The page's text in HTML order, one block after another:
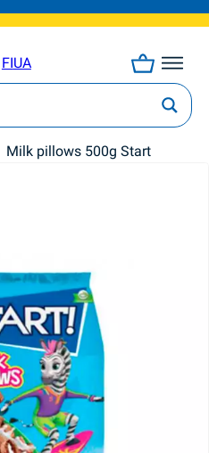
FIUA
Milk pillows 500g Start